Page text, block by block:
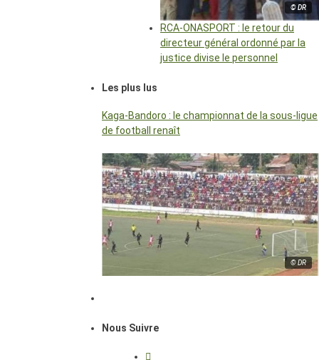
© DR
RCA-ONASPORT : le retour du
directeur général ordonné par la
justice divise le personnel
Les plus lus
Kaga-Bandoro : le championnat de la sous-ligue
de football renaît
© DR
Nous Suivre